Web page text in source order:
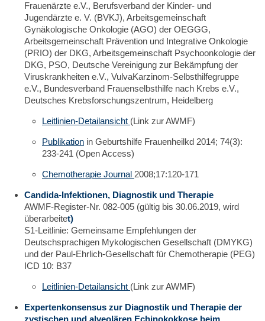
Frauenärzte e.V., Berufsverband der Kinder- und
Jugendärzte e. V. (BVKJ), Arbeitsgemeinschaft
Gynäkologische Onkologie (AGO) der OEGGG,
Arbeitsgemeinschaft Prävention und Integrative Onkologie
(PRIO) der DKG, Arbeitsgemeinschaft Psychoonkologie der
DKG, PSO, Deutsche Vereinigung zur Bekämpfung der
Viruskrankheiten e.V., VulvaKarzinom-Selbsthilfegruppe
e.V., Bundesverband Frauenselbsthilfe nach Krebs e.V.,
Deutsches Krebsforschungszentrum, Heidelberg
Leitlinien-Detailansicht (Link zur AWMF)
Publikation in Geburtshilfe Frauenheilkd 2014; 74(3):
233-241 (Open Access)
Chemotherapie Journal 2008;17:120-171
Candida-Infektionen, Diagnostik und Therapie
AWMF-Register-Nr. 082-005 (gültig bis 30.06.2019, wird
überarbeitet)
S1-Leitlinie: Gemeinsame Empfehlungen der
Deutschsprachigen Mykologischen Gesellschaft (DMYKG)
und der Paul-Ehrlich-Gesellschaft für Chemotherapie (PEG)
ICD 10: B37
Leitlinien-Detailansicht (Link zur AWMF)
Expertenkonsensus zur Diagnostik und Therapie der
zystischen und alveolären Echinokokkose beim